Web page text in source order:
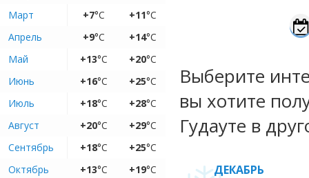
Март
+7°C +11°C
Апрель
+9°C +14°C
Май
+13°C +20°C
Июнь
+16°C +25°C
Июль
+18°C +28°C
Август
+20°C +29°C
Сентябрь
+18°C +25°C
Октябрь
+13°C +19°C
Выберите
вы хотите
Гудауте в
ДЕКАБРЬ